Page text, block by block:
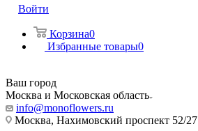
Войти
Корзина0
Избранные товары0
Ваш город
Москва и Московская область
info@monoflowers.ru
Москва, Нахимовский проспект 52/27